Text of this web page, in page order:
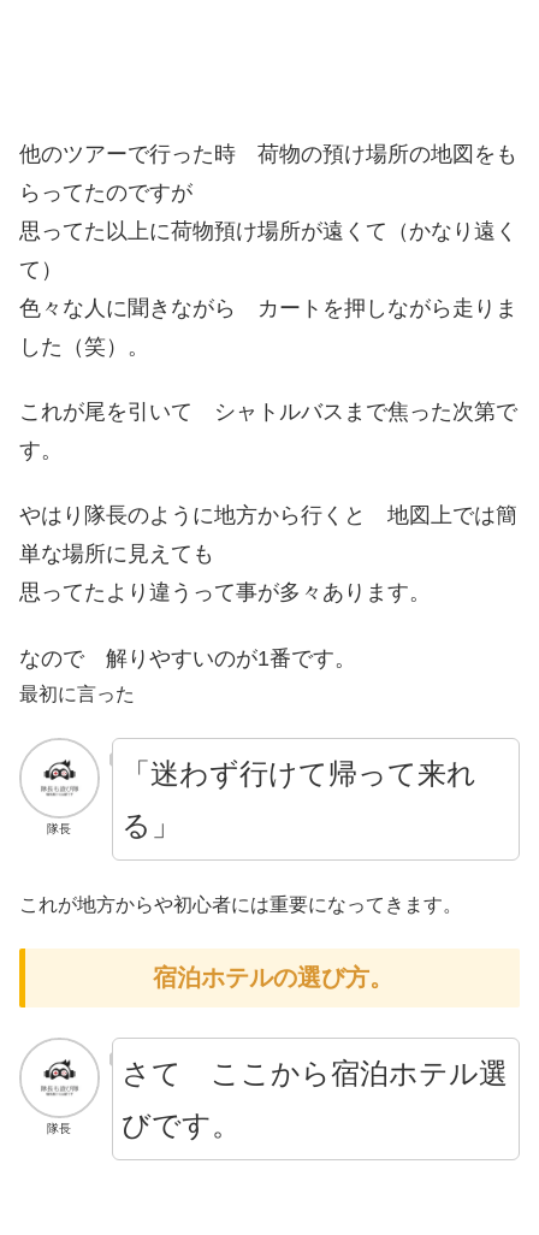
他のツアーで行った時 荷物の預け場所の地図をも
らってたのですが
思ってた以上に荷物預け場所が遠くて（かなり遠く
て）
色々な人に聞きながら カートを押しながら走りま
した（笑）。
これが尾を引いて シャトルバスまで焦った次第で
す。
やはり隊長のように地方から行くと 地図上では簡
単な場所に見えても
思ってたより違うって事が多々あります。
なので 解りやすいのが1番です。
最初に言った
隊長
「迷わず行けて帰って来れ
る」
これが地方からや初心者には重要になってきます。
宿泊ホテルの選び方。
隊長
さて ここから宿泊ホテル選
びです。